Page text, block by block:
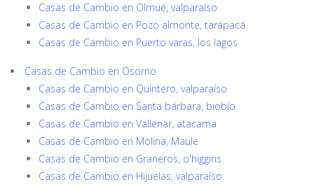
Casas de Cambio en Olmué, valparaíso
Casas de Cambio en Pozo almonte, tarapacá
Casas de Cambio en Puerto varas, los lagos
Casas de Cambio en Osorno
Casas de Cambio en Quintero, valparaíso
Casas de Cambio en Santa bárbara, biobío
Casas de Cambio en Vallenar, atacama
Casas de Cambio en Molina, Maule
Casas de Cambio en Graneros, o'higgins
Casas de Cambio en Hijuelas, valparaíso